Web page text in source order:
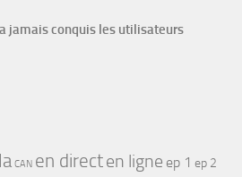
jamais conquis les utilisateurs
CAN en directen ligne ep 1 ep 2